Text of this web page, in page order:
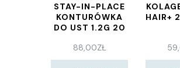
STAY-IN-PLACE
KONTURÓWKA
DO UST 1.2G 20
88,00ZŁ
HAIR+